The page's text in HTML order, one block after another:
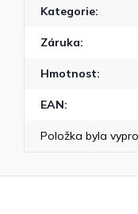
Kategorie:
Záruka:
Hmotnost:
EAN:
Položka byla